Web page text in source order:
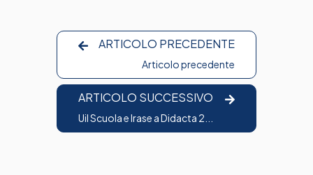
ARTICOLO PRECEDENTE
Articolo precedente
ARTICOLO SUCCESSIVO
Uil Scuola e Irase a Didacta 2...